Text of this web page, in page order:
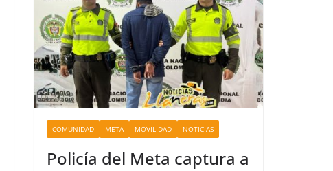
COMUNIDAD META MOVILIDAD NOTICIAS
Policía del Meta captura a